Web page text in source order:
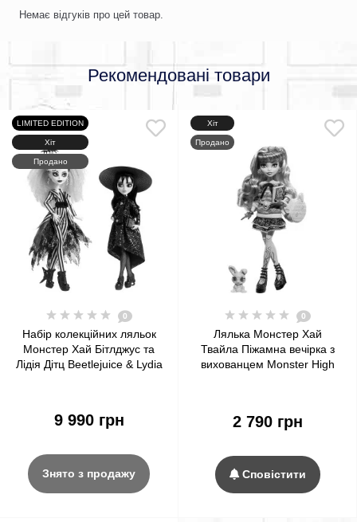
Немає відгуків про цей товар.
Рекомендовані товари
LIMITED EDITION
Хіт
Продано
0
Набір колекційних ляльок
Монстер Хай Бітлджус та
Лідія Дітц Beetlejuice & Lydia
9 990 грн
Знято з продажу
Хіт
Продано
0
Лялька Монстер Хай
Твайла Піжамна вечірка з
вихованцем Monster High
2 790 грн
Сповістити